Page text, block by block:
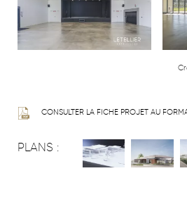
CONSULTER LA FICHE PROJET AU
PLANS :